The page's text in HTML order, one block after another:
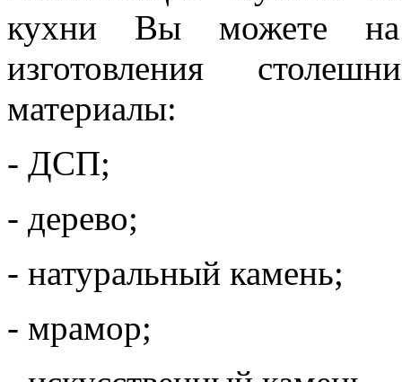
кухни Вы можете
изготовления
материалы:
- ДСП;
- дерево;
- натуральный камень;
- мрамор;